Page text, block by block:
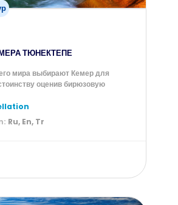
ТЮНЕКТЕПЕ
мира выбирают Кемер для
оценив бирюзовую
Ru, En, Tr